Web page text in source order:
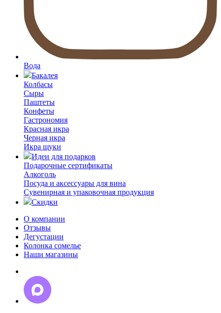
Вода
Бакалея
Колбасы
Сыры
Паштеты
Конфеты
Гастрономия
Красная икра
Черная икра
Икра щуки
Идеи для подарков
Подарочные сертификаты
Алкоголь
Посуда и аксессуары для вина
Сувенирная и упаковочная продукция
Скидки
О компании
Отзывы
Дегустации
Колонка сомелье
Наши магазины